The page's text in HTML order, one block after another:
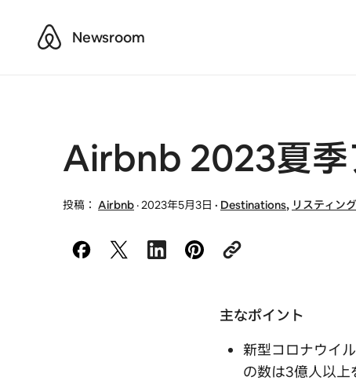
AirbnbNewsroom
Airbnb 2023夏季
投稿： Airbnb ·2023年5月3日 · Destinations, リスティング
主なポイント
新型コロナウイ
の数は3億人以上